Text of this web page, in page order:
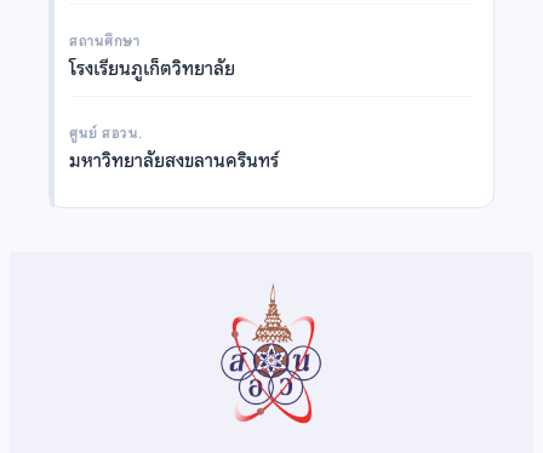
สถานศึกษา
โรงเรียนภูเก็ตวิทยาลัย
ศูนย์ สอวน.
มหาวิทยาลัยสงขลานครินทร์